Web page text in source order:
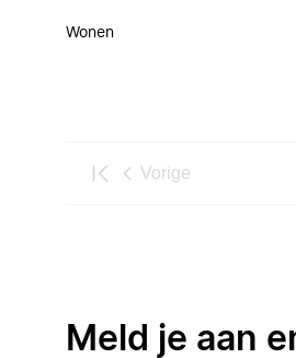
Wonen
Vorige
Meld je aan